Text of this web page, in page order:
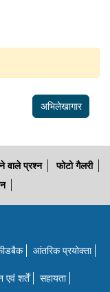
अभिलेखागार
वाले प्रश्न
फोटो गैलरी
आंतरिक प्रयोक्‍ता
एवं शर्तें सहायता